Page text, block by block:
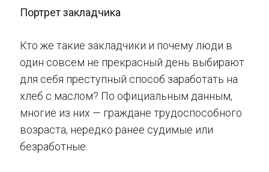
Портрет закладчика
Кто же такие закладчики и почему люди в
один совсем не прекрасный день выбирают
для себя преступный способ заработать на
хлеб с маслом? По официальным данным,
многие из них — граждане трудоспособного
возраста, нередко ранее судимые или
безработные.